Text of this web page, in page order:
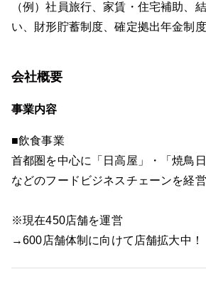
（例）社員旅行、家賃・住宅補助、
い、財形貯蓄制度、確定拠出年金制
会社概要
事業内容
■飲食事業
首都圏を中心に「日高屋」・「焼鳥
などのフードビジネスチェーンを経営
※現在450店舗を運営
→600店舗体制に向けて店舗拡大中！